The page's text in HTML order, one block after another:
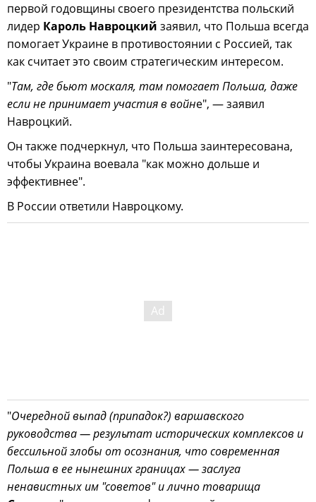
первой годовщины своего президентства польский
лидер Кароль Навроцкий заявил, что Польша всегда
помогает Украине в противостоянии с Россией, так
как считает это своим стратегическим интересом.
"Там, где бьют москаля, там помогает Польша, даже
если не принимает участия в войне", — заявил
Навроцкий.
Он также подчеркнул, что Польша заинтересована,
чтобы Украина воевала "как можно дольше и
эффективнее".
В России ответили Навроцкому.
"Очередной выпад (припадок?) варшавского
руководства — результат исторических комплексов и
бессильной злобы от осознания, что современная
Польша в ее нынешних границах — заслуга
ненавистных им "советов" и лично товарища